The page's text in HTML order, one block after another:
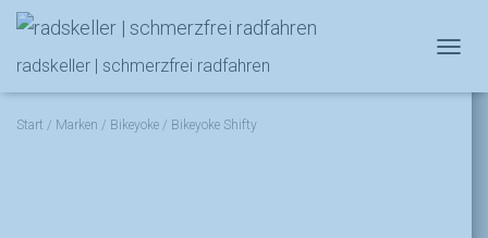
radskeller | schmerzfrei radfahren
Start / Marken / Bikeyoke / Bikeyoke Shifty